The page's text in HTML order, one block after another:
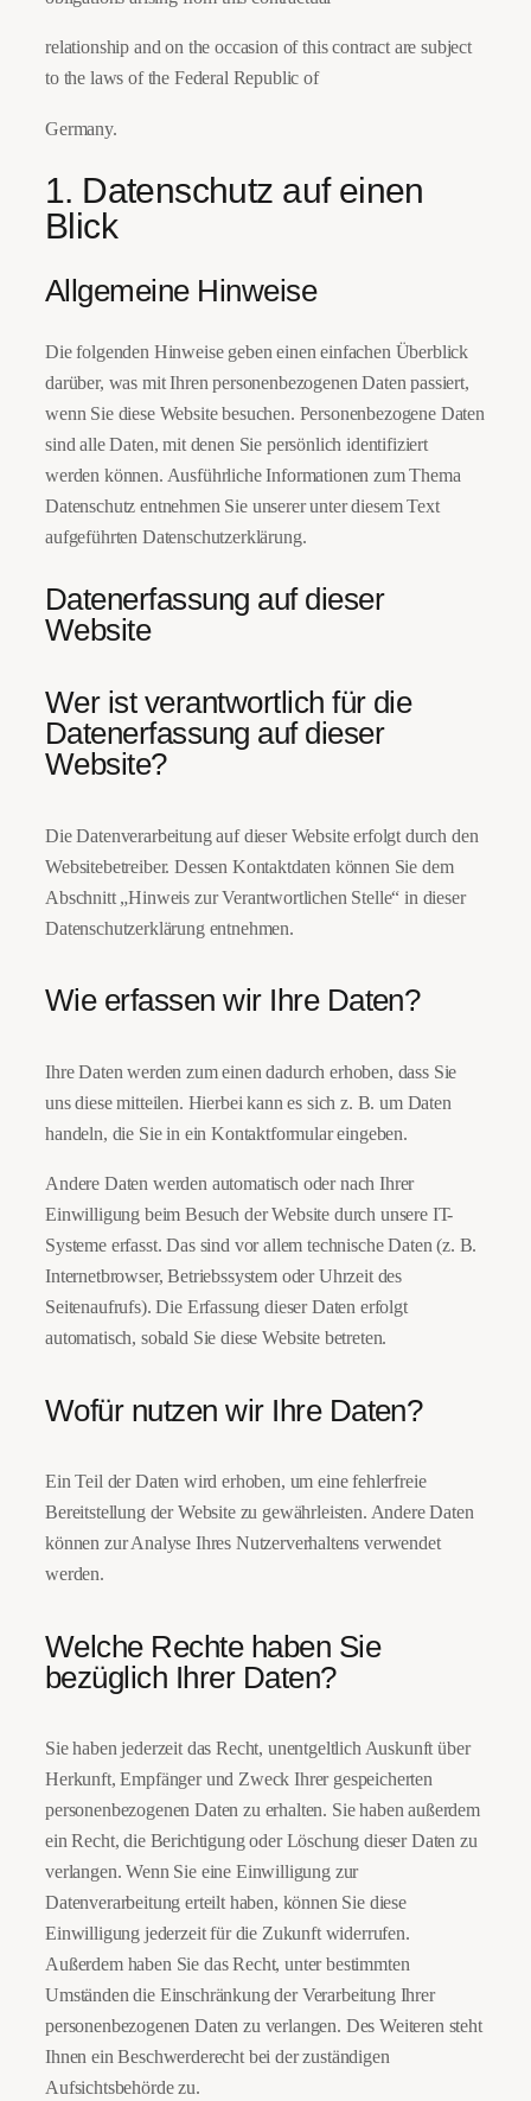
relationship and on the occasion of this contract are subject
to the laws of the Federal Republic of
Germany.
1. Datenschutz auf einen
Blick
Allgemeine Hinweise
Die folgenden Hinweise geben einen einfachen Überblick
darüber, was mit Ihren personenbezogenen Daten passiert,
wenn Sie diese Website besuchen. Personenbezogene Daten
sind alle Daten, mit denen Sie persönlich identifiziert
werden können. Ausführliche Informationen zum Thema
Datenschutz entnehmen Sie unserer unter diesem Text
aufgeführten Datenschutzerklärung.
Datenerfassung auf dieser
Website
Wer ist verantwortlich für die
Datenerfassung auf dieser
Website?
Die Datenverarbeitung auf dieser Website erfolgt durch den
Websitebetreiber. Dessen Kontaktdaten können Sie dem
Abschnitt „Hinweis zur Verantwortlichen Stelle“ in dieser
Datenschutzerklärung entnehmen.
Wie erfassen wir Ihre Daten?
Ihre Daten werden zum einen dadurch erhoben, dass Sie
uns diese mitteilen. Hierbei kann es sich z. B. um Daten
handeln, die Sie in ein Kontaktformular eingeben.
Andere Daten werden automatisch oder nach Ihrer
Einwilligung beim Besuch der Website durch unsere IT-
Systeme erfasst. Das sind vor allem technische Daten (z. B.
Internetbrowser, Betriebssystem oder Uhrzeit des
Seitenaufrufs). Die Erfassung dieser Daten erfolgt
automatisch, sobald Sie diese Website betreten.
Wofür nutzen wir Ihre Daten?
Ein Teil der Daten wird erhoben, um eine fehlerfreie
Bereitstellung der Website zu gewährleisten. Andere Daten
können zur Analyse Ihres Nutzerverhaltens verwendet
werden.
Welche Rechte haben Sie
bezüglich Ihrer Daten?
Sie haben jederzeit das Recht, unentgeltlich Auskunft über
Herkunft, Empfänger und Zweck Ihrer gespeicherten
personenbezogenen Daten zu erhalten. Sie haben außerdem
ein Recht, die Berichtigung oder Löschung dieser Daten zu
verlangen. Wenn Sie eine Einwilligung zur
Datenverarbeitung erteilt haben, können Sie diese
Einwilligung jederzeit für die Zukunft widerrufen.
Außerdem haben Sie das Recht, unter bestimmten
Umständen die Einschränkung der Verarbeitung Ihrer
personenbezogenen Daten zu verlangen. Des Weiteren steht
Ihnen ein Beschwerderecht bei der zuständigen
Aufsichtsbehörde zu.